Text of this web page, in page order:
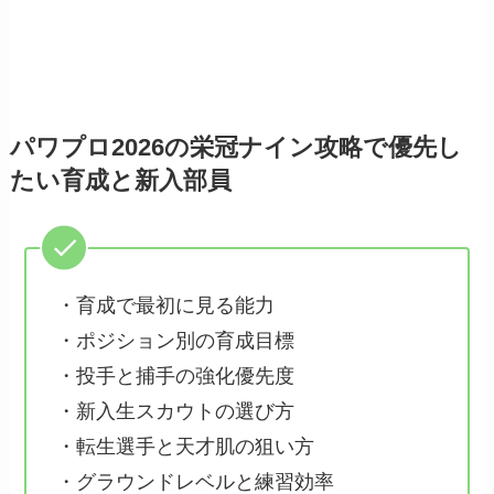
パワプロ2026の栄冠ナイン攻略で優先し
たい育成と新入部員
・育成で最初に見る能力
・ポジション別の育成目標
・投手と捕手の強化優先度
・新入生スカウトの選び方
・転生選手と天才肌の狙い方
・グラウンドレベルと練習効率